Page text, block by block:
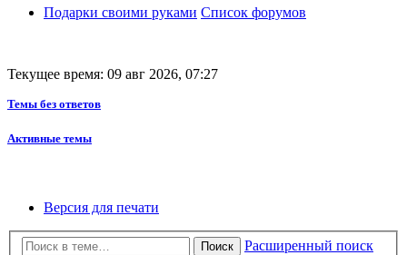
Подарки своими руками Список форумов
Текущее время: 09 авг 2026, 07:27
Темы без ответов
Активные темы
Версия для печати
Поиск
Расширенный поиск